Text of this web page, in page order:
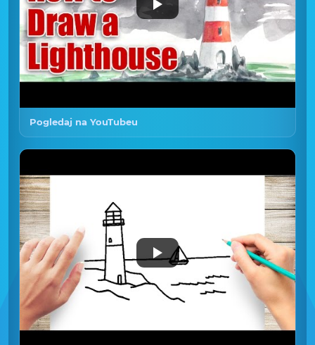
Pogledaj na YouTubeu